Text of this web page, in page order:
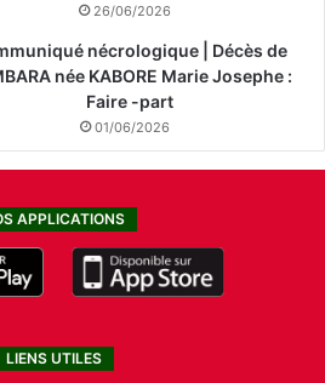
26/06/2026
nécrologique | Décès de
née KABORE Marie Josephe :
Faire -part
01/06/2026
APPLICATIONS
LIENS UTILES